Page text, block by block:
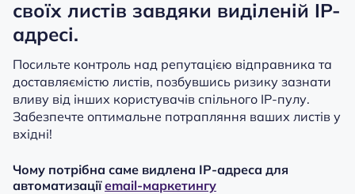
своїх листів завдяки виділеній IP-
адресі.
Посильте контроль над репутацією відправника та
доставляємістю листів, позбувшись ризику зазнати
вливу від інших користувачів спільного IP-пулу.
Забезпечте оптимальне потрапляння ваших листів у
вхідні!
Чому потрібна саме видлена IP-адреса для
автоматизаціїemail-маркетингу